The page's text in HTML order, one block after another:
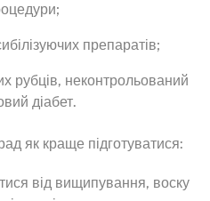
препаратів;
рубців, неконтрольований
діабет.
як краще підготуватися:
від вищипування, воску